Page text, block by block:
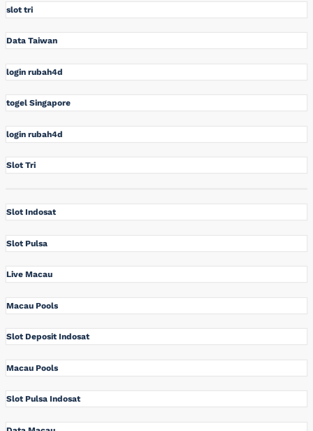
slot tri
Data Taiwan
login rubah4d
togel Singapore
login rubah4d
Slot Tri
Slot Indosat
Slot Pulsa
Live Macau
Macau Pools
Slot Deposit Indosat
Macau Pools
Slot Pulsa Indosat